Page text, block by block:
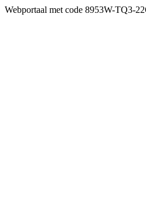
Webportaal met code 8953W-TQ3-